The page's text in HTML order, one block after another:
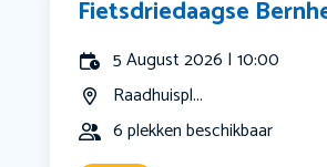
Fietsdriedaagse
5 August 2026 | 10:00
Raadhuispl...
6 plekken beschikbaar